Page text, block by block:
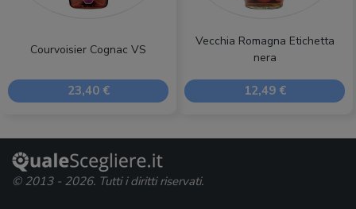
Courvoisier Cognac VS
23,40 €
Vecchia Romagna Etichetta
nera
12,49 €
© 2013 - 2026. Tutti i diritti riservati.